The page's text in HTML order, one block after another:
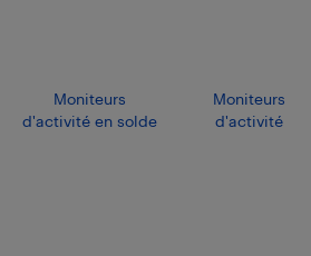
Moniteurs
d'activité en solde
Moniteurs
d'activité